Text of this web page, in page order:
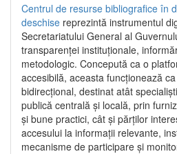
Centrul de resurse bibliografice în
deschise reprezintă instrumentul
Secretariatului General al
transparenței instituționale,
metodologic. Concepută ca o
accesibilă, aceasta funcționează
bidirecțional, destinat atât
publică centrală și locală, prin
și bune practici, cât și părților
accesului la informații relevante,
mecanisme de participare și